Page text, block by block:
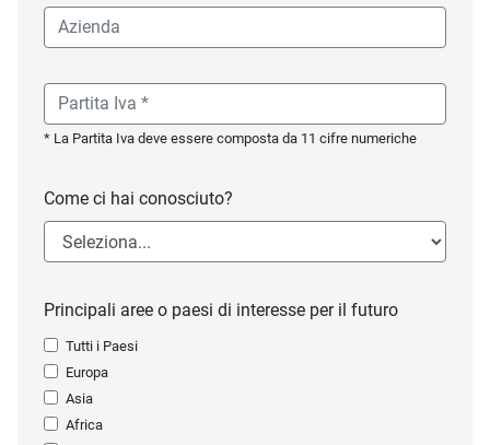
* La Partita Iva deve essere composta da 11 cifre numeriche
Come ci hai conosciuto?
Principali aree o paesi di interesse per il futuro
Tutti i Paesi
Europa
Asia
Africa